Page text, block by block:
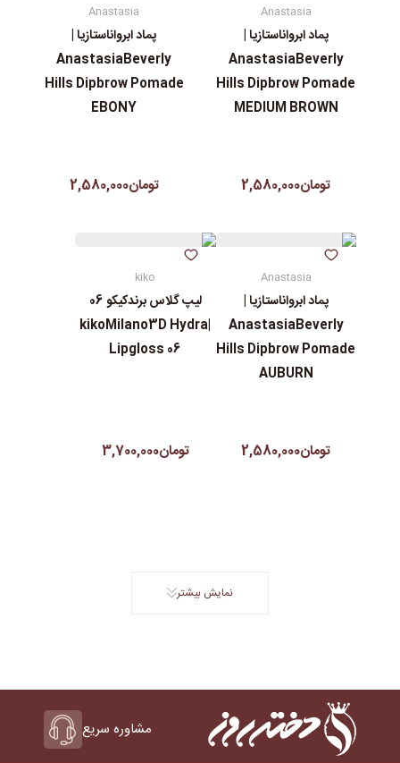
Anastasia
پماد ابرواناستازیا |
AnastasiaBeverly
Hills Dipbrow Pomade
MEDIUM BROWN
تومان2,580,000
Anastasia
پماد ابرواناستازیا |
AnastasiaBeverly
Hills Dipbrow Pomade
EBONY
تومان2,580,000
Anastasia
پماد ابرواناستازیا |
AnastasiaBeverly
Hills Dipbrow Pomade
AUBURN
تومان2,580,000
kiko
لیپ گلاس‌ برندکیکو 06
|kikoMilano3D Hydra
Lipgloss 06
تومان3,700,000
نمایش بیشتر
مشاوره سریع